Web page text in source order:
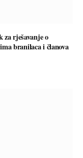
rješavanje o
branilaca i članova